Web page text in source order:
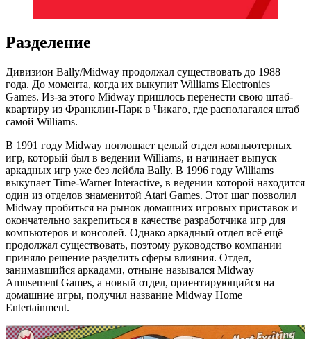
Разделение
Дивизион Bally/Midway продолжал существовать до 1988
года. До момента, когда их выкупит Williams Electronics
Games. Из-за этого Midway пришлось перенести свою штаб-
квартиру из Франклин-Парк в Чикаго, где располагался штаб
самой Williams.
В 1991 году Midway поглощает целый отдел компьютерных
игр, который был в ведении Williams, и начинает выпуск
аркадных игр уже без лейбла Bally. В 1996 году Williams
выкупает Time-Warner Interactive, в ведении которой находится
один из отделов знаменитой Atari Games. Этот шаг позволил
Midway пробиться на рынок домашних игровых приставок и
окончательно закрепиться в качестве разработчика игр для
компьютеров и консолей. Однако аркадный отдел всё ещё
продолжал существовать, поэтому руководство компании
приняло решение разделить сферы влияния. Отдел,
занимавшийся аркадами, отныне назывался Midway
Amusement Games, а новый отдел, ориентирующийся на
домашние игры, получил название Midway Home
Entertainment.